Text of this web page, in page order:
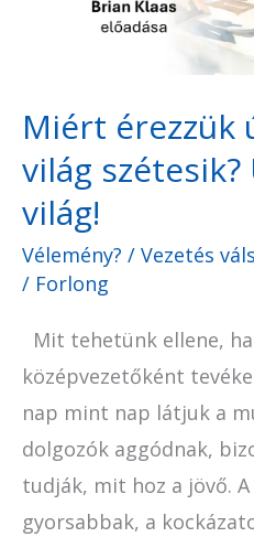
Miért érezzük
világ
világ!
Vélemény? / Vezetés
/ Forlong
Mit tehetünk ellene,
középvezetőként
nap mint nap látjuk a
dolgozók aggódnak,
tudják, mit hoz a jövő.
gyorsabbak, a
komplex
világ!